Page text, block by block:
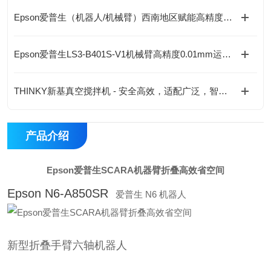
Epson爱普生（机器人/机械臂）西南地区赋能高精度自动化作业
Epson爱普生LS3-B401S-V1机械臂高精度0.01mm运行稳定
THINKY新基真空搅拌机 - 安全高效，适配广泛，智能监控
产品介绍
Epson爱普生SCARA机器臂折叠高效省空间
Epson N6-A850SR 爱普生 N6 机器人
新型折叠手臂六轴机器人